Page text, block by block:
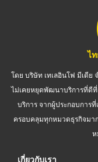
ไ
โดย บริษัท เทเลอินโฟ มีเดีย
ไม่เคยหยุดพัฒนาบริการที่ดี
บริการ จากผู้ประกอบการ
ครอบคลุมทุกหมวดธุรกิจมา
เกี่ยวกับเรา